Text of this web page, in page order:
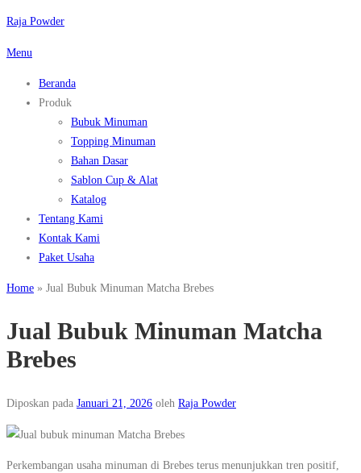
Lompat
konten
Raja Powder
Menu
Beranda
Produk
Bubuk Minuman
Topping Minuman
Bahan Dasar
Sablon Cup & Alat
Katalog
Tentang Kami
Kontak Kami
Paket Usaha
Home » Jual Bubuk Minuman Matcha Brebes
Jual Bubuk Minuman Matcha
Brebes
Diposkan pada Januari 21, 2026 oleh Raja Powder
Perkembangan usaha minuman di Brebes terus menunjukkan tren positif,